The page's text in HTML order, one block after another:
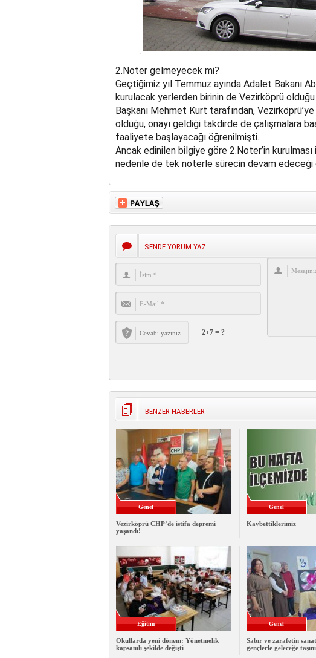
2.Noter gelmeyecek mi?
Geçtiğimiz yıl Temmuz ayında Adalet Bakanı
kurulacak yerlerden birinin de Vezirköprü
Başkanı Mehmet Kurt tarafından,
olduğu, onayı geldiği takdirde de çalışmalara
faaliyete başlayacağı öğrenilmişti.
Ancak edinilen bilgiye göre 2.Noter’in kurulması
nedenle de tek noterle sürecin devam edeceği
SENDE YORUM YAZ
2+7 = ?
BENZER HABERLER
Genel
Vezirköprü CHP’de istifa depremi
yaşandı!
Genel
Kaybettiklerimiz
Eğitim
Okullarda yeni dönem: Yönetmelik
kapsamlı şekilde değişti
Genel
Sabır ve zarafetin
gençlerle geleceğe